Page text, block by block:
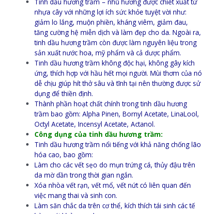
nhựa cây với những lợi ích sức khỏe tuyệt vời như:
giảm lo lắng, muộn phiền, kháng viêm, giảm đau,
tăng cường hệ miễn dịch và làm đẹp cho da. Ngoài ra,
tinh dầu hương trầm còn được làm nguyên liệu trong
sản xuất nước hoa, mỹ phẩm và cả dược phẩm.
Tinh dầu hương trầm không độc hại, không gây kích
ứng, thích hợp với hầu hết mọi người. Mùi thơm của nó
dễ chịu giúp hít thở sâu và tĩnh tại nên thường được sử
dụng để thiền định.
Thành phần hoạt chất chính trong tinh dầu hương
trầm bao gồm: Alpha Pinen, Bornyl Acetate, LinaLool,
Octyl Acetate, Incensyl Acetate, Actanol.
Công dụng của tinh dầu hương trầm:
Tinh dầu hương trầm nổi tiếng với khả năng chống lão
hóa cao, bao gồm:
Làm cho các vết sẹo do mụn trứng cá, thủy đậu trên
da mờ dần trong thời gian ngắn.
Xóa nhòa vết rạn, vết mổ, vết nứt có liên quan đến
việc mang thai và sinh con.
Làm săn chắc da trên cơ thể, kích thích tái sinh các tế